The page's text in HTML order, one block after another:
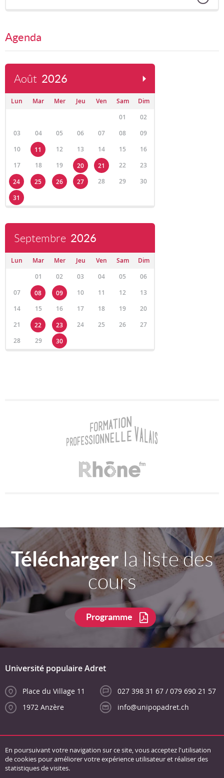
Agenda
Août 2026
Lun Mar Mer Jeu Ven Sam
Dim
01
02
03
04 05 06 07 08
09
10
11 12 13 14 15
16
17
18 19 20 21 22
23
24
25 26 27 28 29
30
31
Septembre 2026
Lun Mar Mer Jeu Ven Sam
Dim
01
02 03 04 05
06
07
08 09 10 11 12
13
14
15 16 17 18 19
20
21
22 23 24 25 26
27
28
29 30
Téléchargerla liste des
cours
Programme
Université populaire Adret
Place du Village 11
1972 Anzère
027 398 31 67 / 079 690 21 57
info@unipopadret.ch
En poursuivant votre navigation sur ce site, vous acceptez l'utilisation
de cookies pour améliorer votre expérience utilisateur et réaliser des
statistiques de visites.